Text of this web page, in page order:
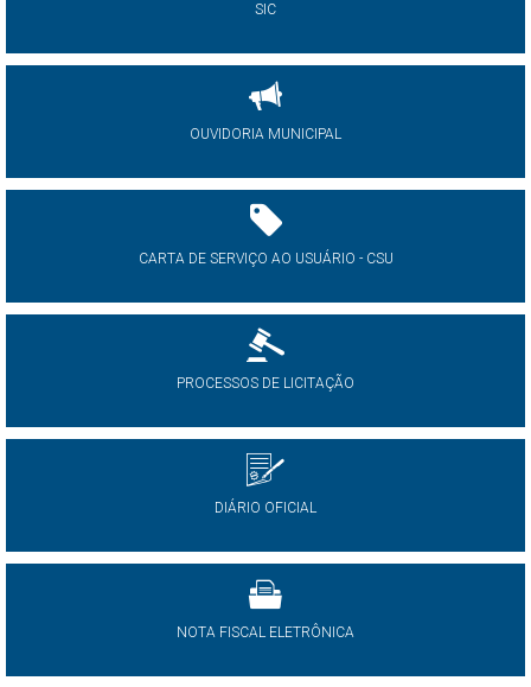
SIC
OUVIDORIA MUNICIPAL
CARTA DE SERVIÇO AO USUÁRIO - CSU
PROCESSOS DE LICITAÇÃO
DIÁRIO OFICIAL
NOTA FISCAL ELETRÔNICA